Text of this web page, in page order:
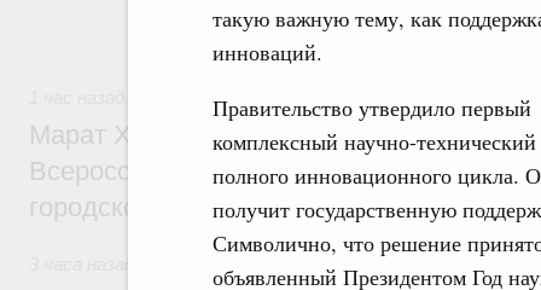
такую важную тему, как
инноваций.
Правительство утвердило первый
комплексный научно-технический
полного инновационного цикла.
получит государственную
Символично, что решение
объявленный Президентом Год
Экономика городов. Городская среда
Марат Хуснуллин провёл заседание
Всероссийского конкурса лучших
городской среды